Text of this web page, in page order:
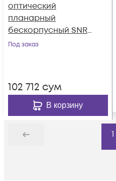
оптический
планарный
бескорпусный SNR-
PLC-M-1x8-SC/APC
Под заказ
102 712 сум
В корзину
Назад
1